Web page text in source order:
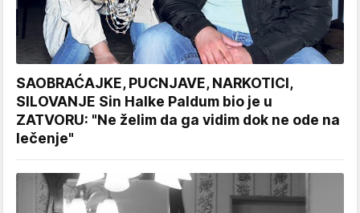
SAOBRAĆAJKE, PUCNJAVE, NARKOTICI,
SILOVANJE Sin Halke Paldum bio je u
ZATVORU: "Ne želim da ga vidim dok ne ode na
lečenje"